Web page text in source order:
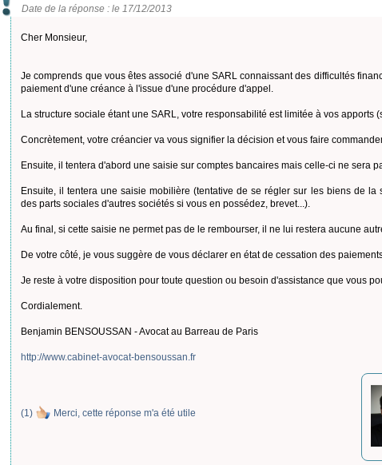
Date de la réponse : le 17/12/2013
Cher Monsieur,
Je comprends que vous êtes associé d'une SARL connaissant des difficultés
paiement d'une créance à l'issue d'une procédure d'appel.
La structure sociale étant une SARL, votre responsabilité est limitée à vos apports
Concrètement, votre créancier va vous signifier la décision et vous faire
Ensuite, il tentera d'abord une saisie sur comptes bancaires mais celle-ci ne sera
Ensuite, il tentera une saisie mobilière (tentative de se régler sur les biens de la
des parts sociales d'autres sociétés si vous en possédez, brevet...).
Au final, si cette saisie ne permet pas de le rembourser, il ne lui restera aucune
De votre côté, je vous suggère de vous déclarer en état de cessation des
Je reste à votre disposition pour toute question ou besoin d'assistance que vous
Cordialement.
Benjamin BENSOUSSAN - Avocat au Barreau de Paris
http://www.cabinet-avocat-bensoussan.fr
(1) Merci, cette réponse m'a été utile